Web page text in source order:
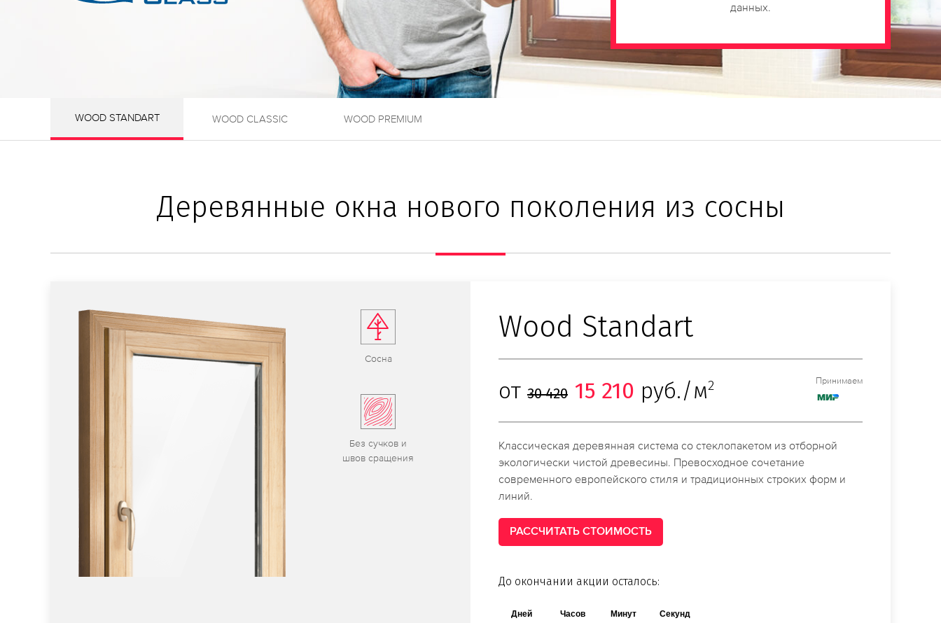
данных.
WOOD STANDART WOOD CLASSIC WOOD PREMIUM
Деревянные окна нового поколения из сосны
Сосна
Без сучков и
швов сраще­ния
Wood Standart
от 30 420 15 210 руб./м2 Принимаем
Классическая деревянная система со стеклопакетом из отборной
экологически чистой древесины. Превосходное сочетание
современного европейского стиля и традиционных строких форм и
линий.
РАССЧИТАТЬ СТОИМОСТЬ
До окончании акции осталось: